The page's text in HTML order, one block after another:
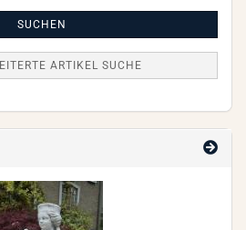
SUCHEN
ARTIKEL SUCHE